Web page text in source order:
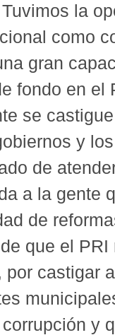
la
como
gran
fondo en el
se
y
de
a la gente
de
que el
castigar
y